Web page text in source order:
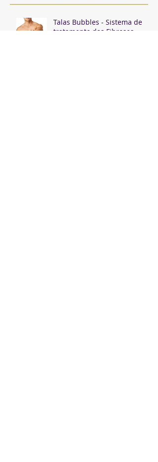
Talas Bubbles - Sistema de
tratamento das Fibroses